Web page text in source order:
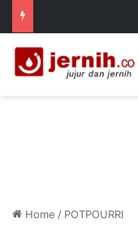
Home / POTPOURRI